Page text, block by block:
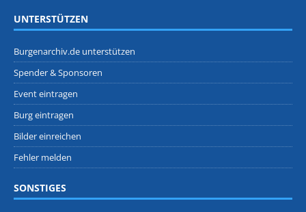
UNTERSTÜTZEN
Burgenarchiv.de unterstützen
Spender & Sponsoren
Event eintragen
Burg eintragen
Bilder einreichen
Fehler melden
SONSTIGES